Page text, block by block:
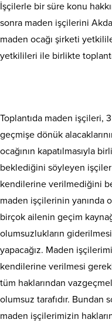
İşçilerle bir süre konu
sonra maden işçilerini
maden ocağı şirketi
yetkilileri ile birlikte
Toplantıda maden işçileri,
geçmişe dönük
ocağının kapatılmasıyla
beklediğini söyleyen işçiler
kendilerine verilmediğini
maden işçilerinin yanında
birçok ailenin geçim
olumsuzlukların
yapacağız. Maden
kendilerine verilmesi
tüm haklarından
olumsuz tarafıdır. Bundan
maden işçilerimizin